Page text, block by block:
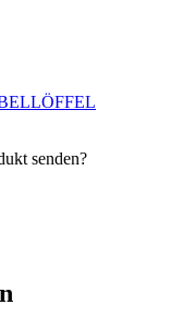
senden?